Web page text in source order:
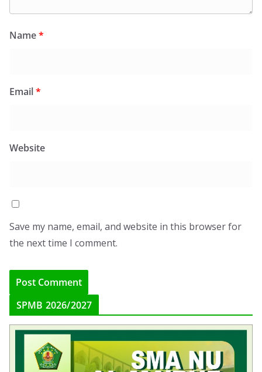
Name*
Email*
Website
Save my name, email, and website in this browser for
the next time I comment.
SPMB 2026/2027